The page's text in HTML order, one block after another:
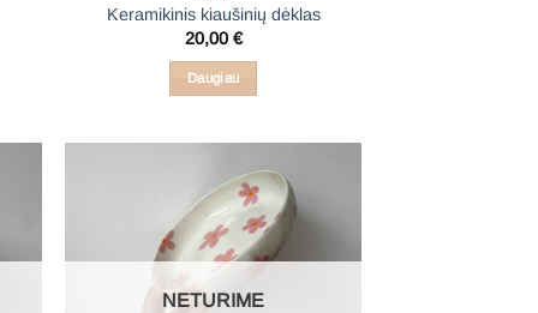
Keramikinis kiaušinių dėklas
20,00 €
Daugiau
NETURIME